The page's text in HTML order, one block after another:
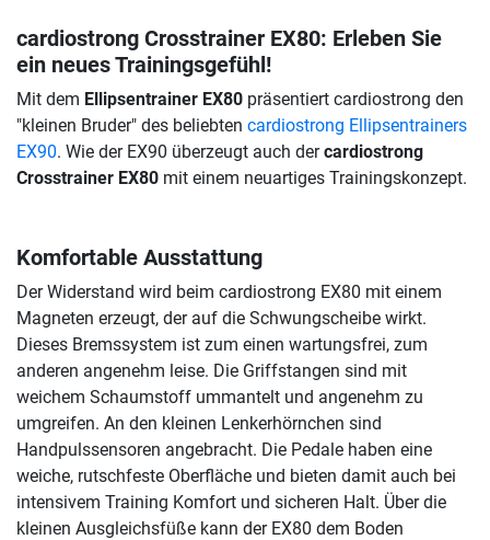
cardiostrong Crosstrainer EX80: Erleben Sie
ein neues Trainingsgefühl!
Mit dem Ellipsentrainer EX80 präsentiert cardiostrong den
"kleinen Bruder" des beliebten cardiostrong Ellipsentrainers
EX90. Wie der EX90 überzeugt auch dercardiostrong
Crosstrainer EX80 mit einem neuartiges Trainingskonzept.
Komfortable Ausstattung
Der Widerstand wird beim cardiostrong EX80 mit einem
Magneten erzeugt, der auf die Schwungscheibe wirkt.
Dieses Bremssystem ist zum einen wartungsfrei, zum
anderen angenehm leise. Die Griffstangen sind mit
weichem Schaumstoff ummantelt und angenehm zu
umgreifen. An den kleinen Lenkerhörnchen sind
Handpulssensoren angebracht. Die Pedale haben eine
weiche, rutschfeste Oberfläche und bieten damit auch bei
intensivem Training Komfort und sicheren Halt. Über die
kleinen Ausgleichsfüße kann der EX80 dem Boden